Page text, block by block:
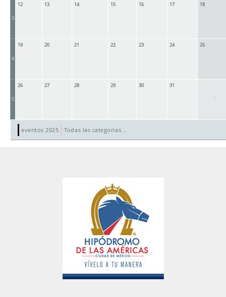
3
12 13 14 15 16 17 18
4
19 20 21 22 23 24 25
5
26 27 28 29 30 31
1
eventos 2025 Todas las categorías...